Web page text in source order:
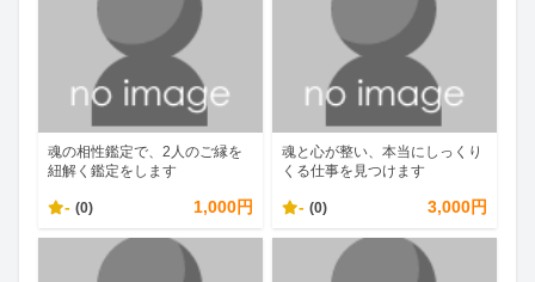
魂の相性鑑定で、2人のご縁を
紐解く鑑定をします
- (0) 1,000円
魂と心が整い、本当にしっくり
くる仕事を見つけます
- (0) 3,000円